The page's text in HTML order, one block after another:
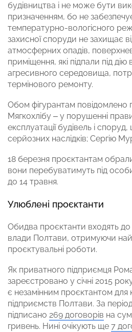
будівництва і не може бути
призначенням, бо не
температурно-вологісного
захисної споруди не захищає
атмосферних опадів,
приміщення, які підпали під
агресивного середовища,
термінового ремонту.
Обом фігурантам повідомлено
Мягкохлібу – у порушенні
експлуатації будівель і
серйозних наслідків; Сергію
18 березня проєктантам
вони перебуватимуть під
до 14 травня.
Улюблені проєктанти
Обидва проєктанти входять до
влади Полтави, отримуючи
проєктувальні роботи.
Як приватного підприємця
зареєстровано у січні 2015
є незамінним проєктантом для
підприємств Полтави. За
підписано 269 договорів на
гривень. Нині очікують ще 7